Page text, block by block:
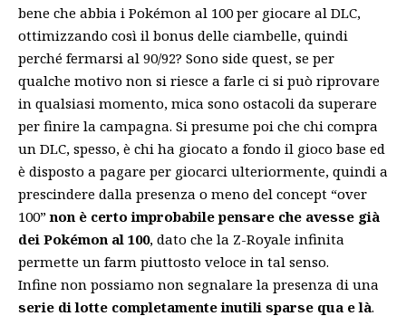
bene che abbia i Pokémon al 100 per giocare al DLC,
ottimizzando così il bonus delle ciambelle, quindi
perché fermarsi al 90/92? Sono side quest, se per
qualche motivo non si riesce a farle ci si può riprovare
in qualsiasi momento, mica sono ostacoli da superare
per finire la campagna. Si presume poi che chi compra
un DLC, spesso, è chi ha giocato a fondo il gioco base ed
è disposto a pagare per giocarci ulteriormente, quindi a
prescindere dalla presenza o meno del concept “over
100”non è certo improbabile pensare che avesse già
dei Pokémon al 100, dato che la Z-Royale infinita
permette un farm piuttosto veloce in tal senso.
Infine non possiamo non segnalare la presenza di una
serie di lotte completamente inutili sparse qua e là.